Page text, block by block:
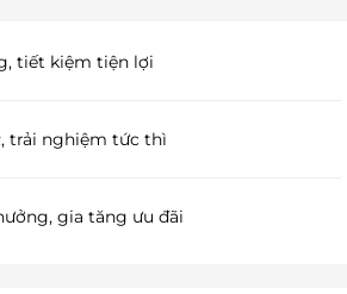
tiết kiệm tiện lợi
trải nghiệm tức thì
gia tăng ưu đãi